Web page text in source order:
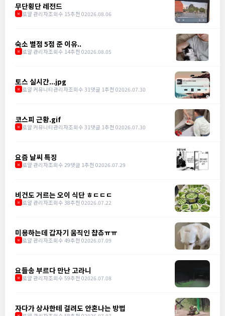
무단횡단 레전드
M 로얄 관리자조회수 15추천 02026.08.06
숙소 별점 5점 준 이유..
M 로얄 관리자조회수 14추천 02026.08.05
토스 실시간...jpg
M 로얄 커뮤니티관리자조회수 31 댓글 1추천 02026.07.30
코스피 근황.gif
M 로얄 커뮤니티관리자조회수 31 댓글 1추천 02026.07.30
요즘 날씨 특징
M 로얄 관리자조회수 29댓글 1추천 02026.07.29
비건도 거르는 오이 식단 ㅎㄷㄷㄷ
M 로얄 관리자조회수 38추천 02026.07.22
미용하는데 갑자기 움직인 챱츄ㅠㅠ
M 로얄 관리자조회수 49추천 02026.07.09
요들송 부르다 만난 고라니
M 로얄 관리자조회수 59추천 02026.07.08
자다가 상사한테 걸려도 안혼나는 방법